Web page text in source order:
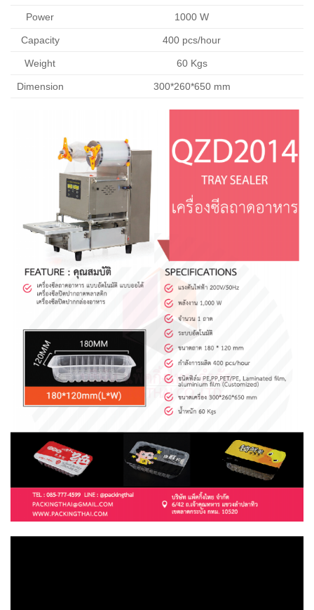
Power 1000 W
Capacity 400 pcs/hour
Weight 60 Kgs
Dimension 300*260*650 mm